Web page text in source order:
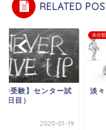
RELATED
学受験】センター試
日目）
2020-01-19
未分類
淡々